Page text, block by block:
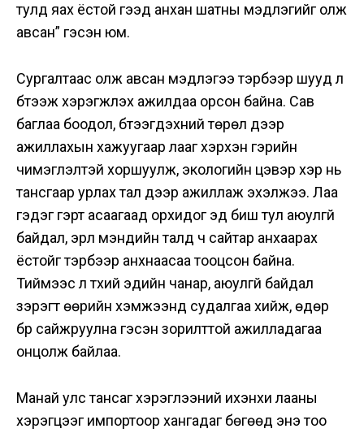
тулд яах ёстой гээд анхан шатны мэдлэгийг олж
авсан” гэсэн юм.
Сургалтаас олж авсан мэдлэгээ тэрбээр шууд л
бүтээж хэрэгжүүлэх ажилдаа орсон байна. Сав
баглаа боодол, бүтээгдэхүүний төрөл дээр
ажиллахын хажуугаар лааг хэрхэн гэрийн
чимэглэлтэй хоршуулж, экологийн цэвэр хэр нь
тансгаар урлах тал дээр ажиллаж эхэлжээ. Лаа
гэдэг гэрт асаагаад орхидог эд биш тул аюулгүй
байдал, эрүүл мэндийн талд ч сайтар анхаарах
ёстойг тэрбээр анхнаасаа тооцсон байна.
Тиймээс л түүхий эдийн чанар, аюулгүй байдал
зэрэгт өөрийн хэмжээнд судалгаа хийж, өдөр
бүр сайжруулна гэсэн зорилттой ажилладагаа
онцолж байлаа.
Манай улс тансаг хэрэглээний ихэнхи лааны
хэрэгцээг импортоор хангадаг бөгөөд энэ тоо